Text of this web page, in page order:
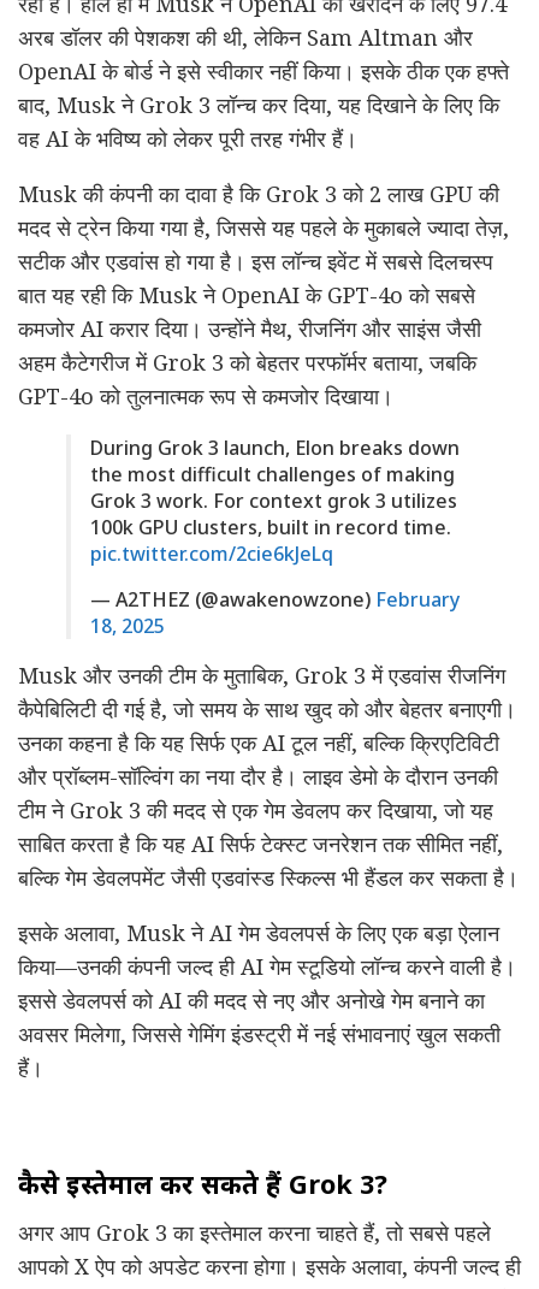
अरब डॉलर की पेशकश की थी, लेकिन Sam Altman और
OpenAI के बोर्ड ने इसे स्वीकार नहीं किया। इसके ठीक एक हफ्ते
बाद, Musk ने Grok 3 लॉन्च कर दिया, यह दिखाने के लिए कि
वह AI के भविष्य को लेकर पूरी तरह गंभीर हैं।
Musk की कंपनी का दावा है कि Grok 3 को 2 लाख GPU की
मदद से ट्रेन किया गया है, जिससे यह पहले के मुकाबले ज्यादा तेज़,
सटीक और एडवांस हो गया है। इस लॉन्च इवेंट में सबसे दिलचस्प
बात यह रही कि Musk ने OpenAI के GPT-4o को सबसे
कमजोर AI करार दिया। उन्होंने मैथ, रीजनिंग और साइंस जैसी
अहम कैटेगरीज में Grok 3 को बेहतर परफॉर्मर बताया, जबकि
GPT-4o को तुलनात्मक रूप से कमजोर दिखाया।
During Grok 3 launch, Elon breaks down
the most difficult challenges of making
Grok 3 work. For context grok 3 utilizes
100k GPU clusters, built in record time.
pic.twitter.com/2cie6kJeLq
— A2THEZ (@awakenowzone) February
18, 2025
Musk और उनकी टीम के मुताबिक, Grok 3 में एडवांस रीजनिंग
कैपेबिलिटी दी गई है, जो समय के साथ खुद को और बेहतर बनाएगी।
उनका कहना है कि यह सिर्फ एक AI टूल नहीं, बल्कि क्रिएटिविटी
और प्रॉब्लम-सॉल्विंग का नया दौर है। लाइव डेमो के दौरान उनकी
टीम ने Grok 3 की मदद से एक गेम डेवलप कर दिखाया, जो यह
साबित करता है कि यह AI सिर्फ टेक्स्ट जनरेशन तक सीमित नहीं,
बल्कि गेम डेवलपमेंट जैसी एडवांस्ड स्किल्स भी हैंडल कर सकता है।
इसके अलावा, Musk ने AI गेम डेवलपर्स के लिए एक बड़ा ऐलान
किया—उनकी कंपनी जल्द ही AI गेम स्टूडियो लॉन्च करने वाली है।
इससे डेवलपर्स को AI की मदद से नए और अनोखे गेम बनाने का
अवसर मिलेगा, जिससे गेमिंग इंडस्ट्री में नई संभावनाएं खुल सकती
हैं।
कैसे इस्तेमाल कर सकते हैं Grok 3?
अगर आप Grok 3 का इस्तेमाल करना चाहते हैं, तो सबसे पहले
आपको X ऐप को अपडेट करना होगा। इसके अलावा, कंपनी जल्द ही